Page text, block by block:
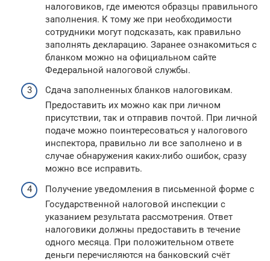
налоговиков, где имеются образцы правильного
заполнения. К тому же при необходимости
сотрудники могут подсказать, как правильно
заполнять декларацию. Заранее ознакомиться с
бланком можно на официальном сайте
Федеральной налоговой службы.
Сдача заполненных бланков налоговикам.
Предоставить их можно как при личном
присутствии, так и отправив почтой. При личной
подаче можно поинтересоваться у налогового
инспектора, правильно ли все заполнено и в
случае обнаружения каких-либо ошибок, сразу
можно все исправить.
Получение уведомления в письменной форме с
Государственной налоговой инспекции с
указанием результата рассмотрения. Ответ
налоговики должны предоставить в течение
одного месяца. При положительном ответе
деньги перечисляются на банковский счёт